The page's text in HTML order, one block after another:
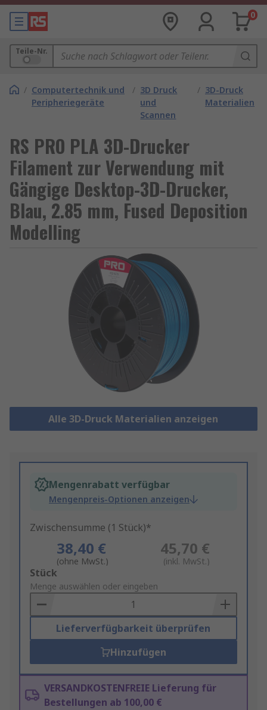
0
Teile-Nr.
/ Computertechnik und
Peripheriegeräte
/ 3D Druck
und
Scannen
/ 3D-Druck
Materialien
RS PRO PLA 3D-Drucker
Filament zur Verwendung mit
Gängige Desktop-3D-Drucker,
Blau, 2.85 mm, Fused Deposition
Modelling
Alle 3D-Druck Materialien anzeigen
Mengenrabatt verfügbar
Mengenpreis-Optionen anzeigen
Zwischensumme (1 Stück)*
38,40 €
(ohne MwSt.)
45,70 €
(inkl. MwSt.)
Add
to
Basket
Stück
Menge auswählen oder eingeben
Lieferverfügbarkeit überprüfen
Hinzufügen
VERSANDKOSTENFREIE Lieferung für
Bestellungen ab 100,00 €